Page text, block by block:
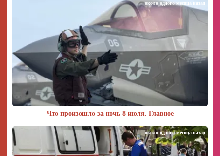
Что произошло за ночь 8 июля. Главное
около одного месяца назад
около одного месяца назад